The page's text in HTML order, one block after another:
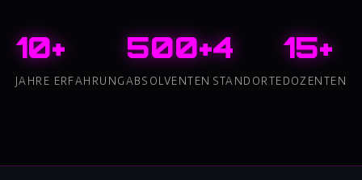
10+
JAHRE ERFAHRUNG
500+
ABSOLVENTEN
4
STANDORTE
15+
DOZENTEN